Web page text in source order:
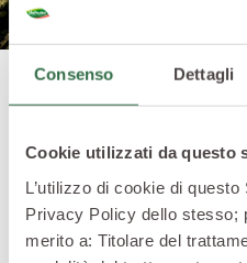
Consenso Dettagli
Cookie utilizzati da questo
L’utilizzo di cookie di
Privacy Policy dello stesso;
merito a: Titolare del
consumatori è un
alimentazione,
ludiche e di gioco. Con il
confezioni a "misura di